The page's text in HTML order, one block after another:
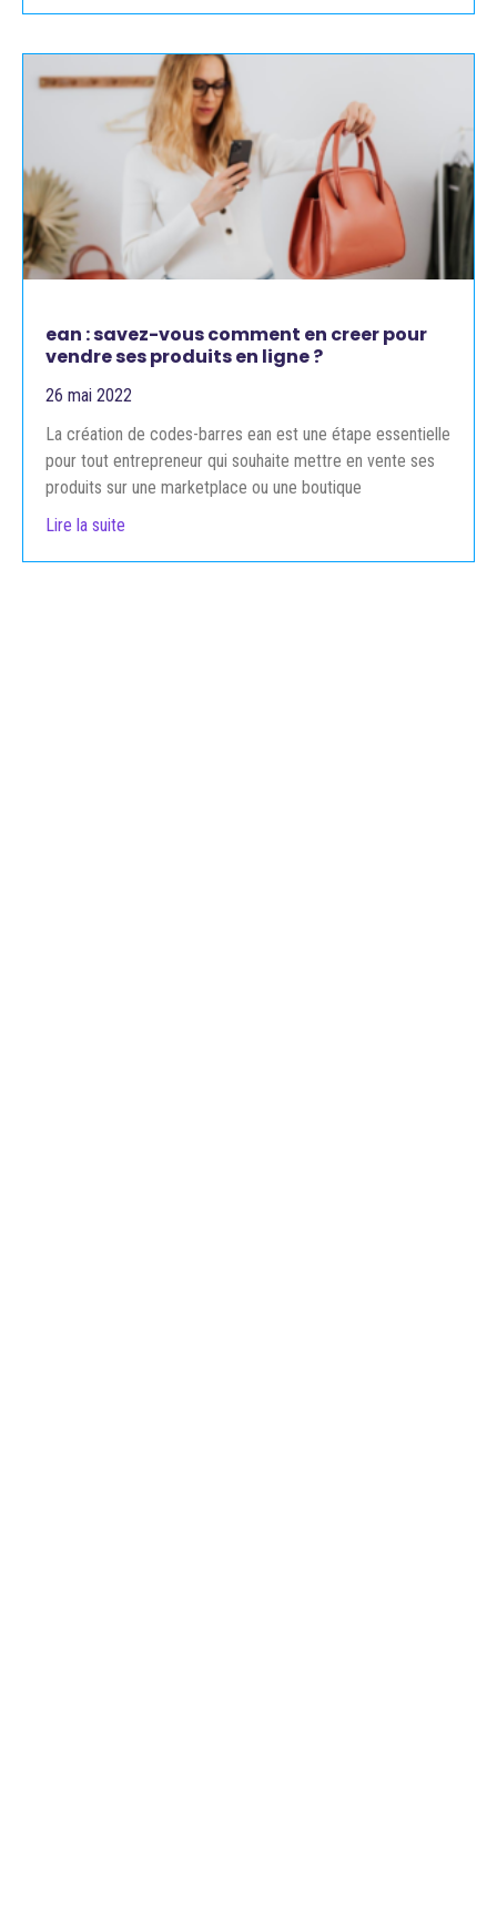
ean : savez-vous comment en creer pour
vendre ses produits en ligne ?
26 mai 2022
La création de codes-barres ean est une étape essentielle
pour tout entrepreneur qui souhaite mettre en vente ses
produits sur une marketplace ou une boutique
Lire la suite